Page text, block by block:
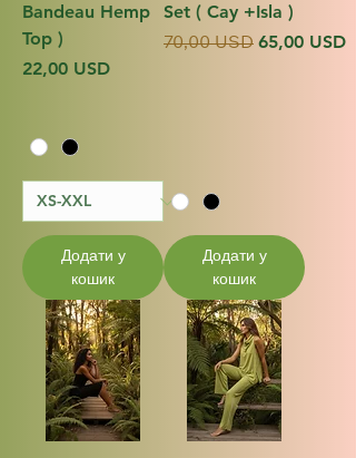
Bandeau Hemp
Top )
Ціна
22,00 USD
Додати у
кошик
Set ( Cay +Isla )
Звичайна ціна
70,00 USD За
65,00 USD
Додати у
кошик